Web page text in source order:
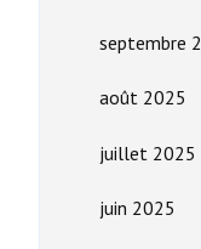
septembre
août 2025
juillet 2025
juin 2025